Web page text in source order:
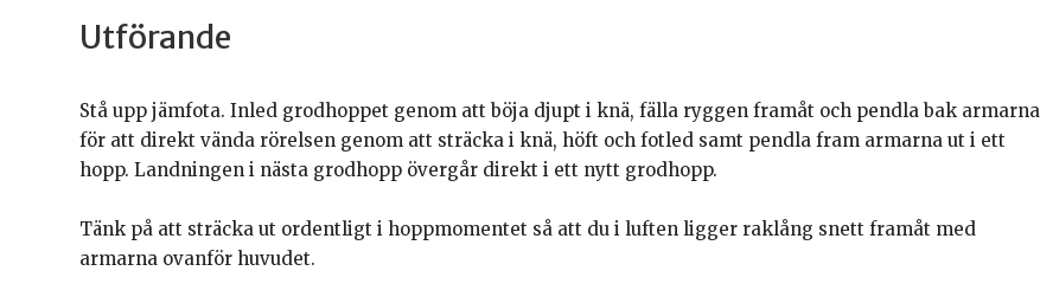
Utförande
Stå upp jämfota. Inled grodhoppet genom att böja djupt i knä, fälla ryggen framåt och pendla bak armarna
för att direkt vända rörelsen genom att sträcka i knä, höft och fotled samt pendla fram armarna ut i ett
hopp. Landningen i nästa grodhopp övergår direkt i ett nytt grodhopp.
Tänk på att sträcka ut ordentligt i hoppmomentet så att du i luften ligger raklång snett framåt med
armarna ovanför huvudet.